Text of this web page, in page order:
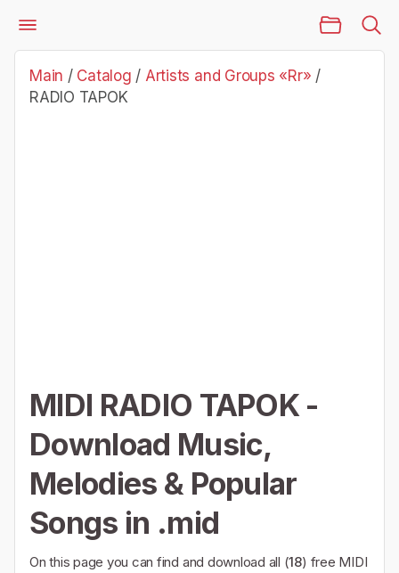
Catalog
Artists and Groups «Rr»
RADIO TAPOK
Main / Catalog / Artists and Groups «Rr» /
RADIO TAPOK
MIDI RADIO TAPOK -
Download Music,
Melodies & Popular
Songs in .mid
On this page you can find and download all (18) free MIDI